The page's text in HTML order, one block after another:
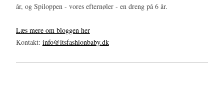
år, og Spiloppen - vores efternøler - en dreng på 6 år.
Læs mere om bloggen her
Kontakt: info@itsfashionbaby.dk